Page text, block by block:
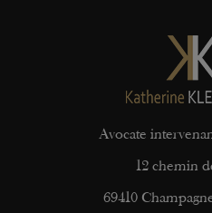
Avocate
12 chemin
69410